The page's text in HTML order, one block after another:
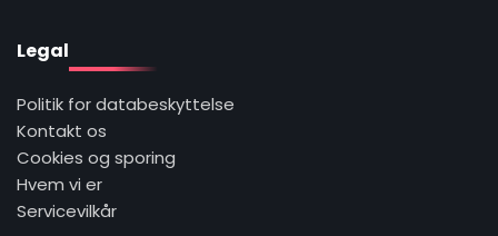
Legal
Politik for databeskyttelse
Kontakt os
Cookies og sporing
Hvem vi er
Servicevilkår